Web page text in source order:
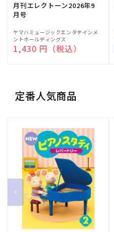
月刊エレクトーン2026年9
月号
販
売
元:
ヤマハミュージックエンタテインメ
ントホールディングス
通常価格
1,430 円（税込）
定番人気商品